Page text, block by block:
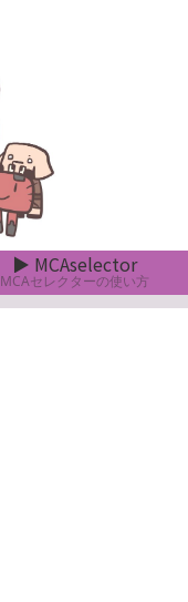
▶ MCAselector
MCAセレクターの使い方